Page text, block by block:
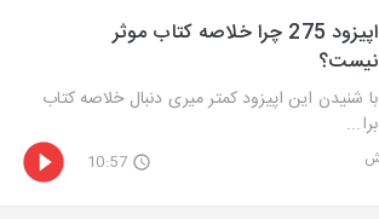
اپیزود 275 چرا خلاصه کتاب موثر
نیست؟
با شنیدن این اپیزود کمتر میری دنبال خلاصه کتاب
برا...
10:57